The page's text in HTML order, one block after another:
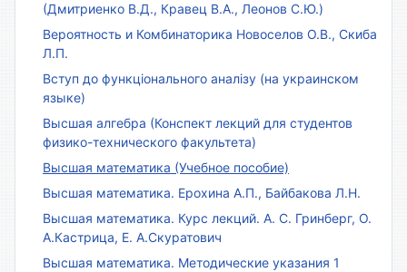
(Дмитриенко В.Д., Кравец В.А., Леонов С.Ю.)
Вероятность и Комбинаторика Новоселов О.В., Скиба
Л.П.
Вступ до функціонального аналізу (на украинском
языке)
Высшая алгебра (Конспект лекций для студентов
физико-технического факультета)
Высшая математика (Учебное пособие)
Высшая математика. Ерохина А.П., Байбакова Л.Н.
Высшая математика. Курс лекций. А. С. Гринберг, О.
А.Кастрица, Е. А.Скуратович
Высшая математика. Методические указания 1